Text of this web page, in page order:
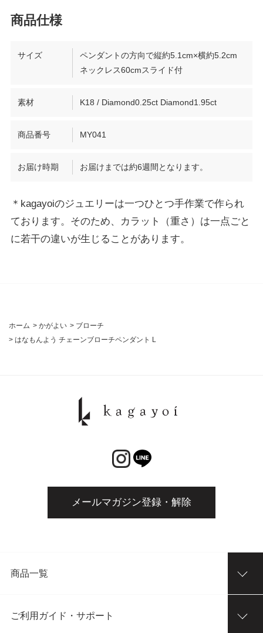
サイズ
ペンダントの方向で縦約5.1cm×横約5.2cm
ネックレス60cmスライド付
素材 K18 / Diamond0.25ct Diamond1.95ct
商品番号 MY041
お届け時期 お届けまでは約6週間となります。
＊kagayoiのジュエリーは一つひとつ手作業で作られ
ております。そのため、カラット（重さ）は一点ごと
に若干の違いが生じることがあります。
ホーム > かがよい > ブローチ
> はなもんよう チェーンブローチペンダント L
メールマガジン登録・解除
商品一覧
ご利用ガイド・サポート